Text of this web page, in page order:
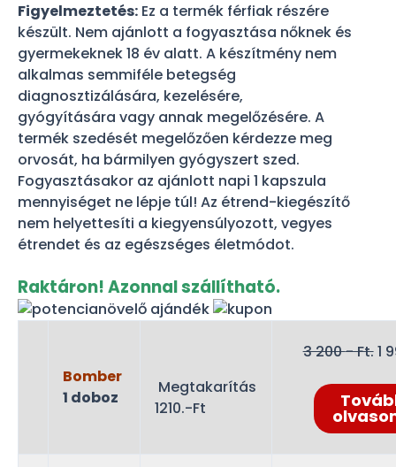
Figyelmeztetés: Ez a termék férfiak részére
készült. Nem ajánlott a fogyasztása nőknek és
gyermekeknek 18 év alatt. A készítmény nem
alkalmas semmiféle betegség
diagnosztizálására, kezelésére,
gyógyítására vagy annak megelőzésére. A
termék szedését megelőzően kérdezze meg
orvosát, ha bármilyen gyógyszert szed.
Fogyasztásakor az ajánlott napi 1 kapszula
mennyiséget ne lépje túl! Az étrend-kiegészítő
nem helyettesíti a kiegyensúlyozott, vegyes
étrendet és az egészséges életmódot.
Raktáron! Azonnal szállítható.
Bomber
1 doboz
Megtakarítás
1210.-Ft
3 200- Ft.
3
1